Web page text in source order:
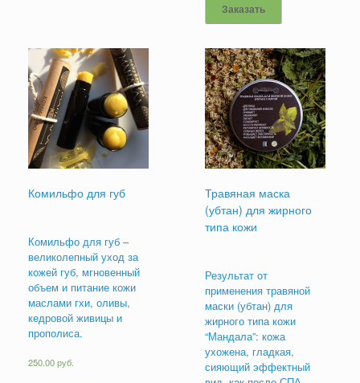
Заказать
Комильфо для губ
Комильфо для губ –
великолепный уход за
кожей губ, мгновенный
объем и питание кожи
маслами гхи, оливы,
кедровой живицы и
прополиса.
250.00руб.
Травяная маска
(убтан) для жирного
типа кожи
Результат от
применения травяной
маски (убтан) для
жирного типа кожи
“Мандала”: кожа
ухожена, гладкая,
сияющий эффектный